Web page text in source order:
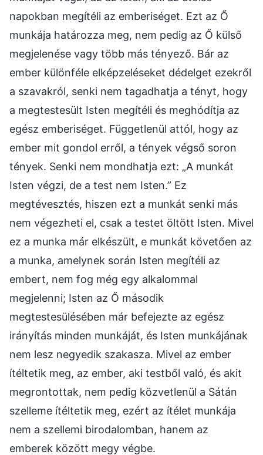
napokban megítéli az emberiséget. Ezt az Ő
munkája határozza meg, nem pedig az Ő külső
megjelenése vagy több más tényező. Bár az
ember különféle elképzeléseket dédelget ezekről
a szavakról, senki nem tagadhatja a tényt, hogy
a megtestesült Isten megítéli és meghódítja az
egész emberiséget. Függetlenül attól, hogy az
ember mit gondol erről, a tények végső soron
tények. Senki nem mondhatja ezt: „A munkát
Isten végzi, de a test nem Isten.” Ez
megtévesztés, hiszen ezt a munkát senki más
nem végezheti el, csak a testet öltött Isten. Mivel
ez a munka már elkészült, e munkát követően az
a munka, amelynek során Isten megítéli az
embert, nem fog még egy alkalommal
megjelenni; Isten az Ő második
megtestesülésében már befejezte az egész
irányítás minden munkáját, és Isten munkájának
nem lesz negyedik szakasza. Mivel az ember
ítéltetik meg, az ember, aki testből való, és akit
megrontottak, nem pedig közvetlenül a Sátán
szelleme ítéltetik meg, ezért az ítélet munkája
nem a szellemi birodalomban, hanem az
emberek között megy végbe.